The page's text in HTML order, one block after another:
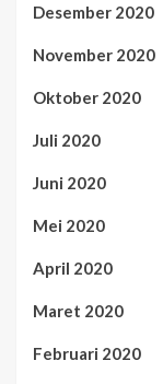
Desember 2020
November 2020
Oktober 2020
Juli 2020
Juni 2020
Mei 2020
April 2020
Maret 2020
Februari 2020